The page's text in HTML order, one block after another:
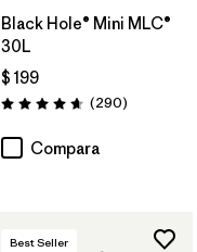
Black Hole® Mini MLC®
30L
$ 199
Valoración: 4.7 / 5
(290Comentarios
)
Compara
Best Seller